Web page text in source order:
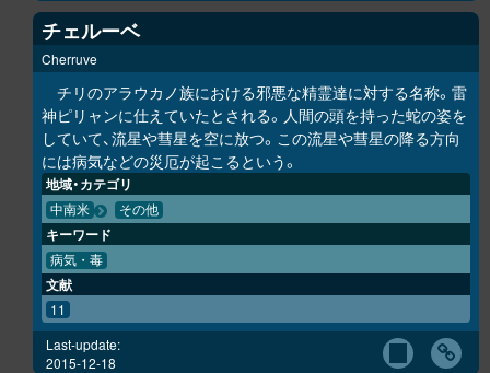
チェルーベ
Cherruve
チリのアラウカノ族における邪悪な精霊達に対する名称。雷
神ピリャンに仕えていたとされる。人間の頭を持った蛇の姿を
していて、流星や彗星を空に放つ。この流星や彗星の降る方向
には病気などの災厄が起こるという。
地域・カテゴリ
中南米 その他
キーワード
病気・毒
文献
11
Last-update:
2015-12-18